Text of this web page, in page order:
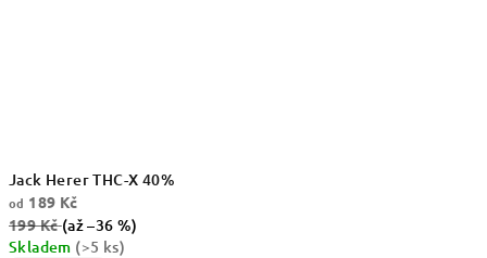
Jack Herer THC-X 40%
od 189 Kč
199 Kč(až –36 %)
Skladem (>5 ks)